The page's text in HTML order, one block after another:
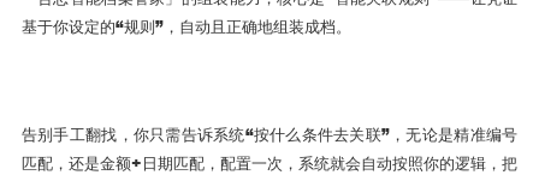
基于你设定的“规则”，自动且正确地组装成档。
告别手工翻找，你只需告诉系统“按什么条件去关联”，无论是精准编号
匹配，还是金额+日期匹配，配置一次，系统就会自动按照你的逻辑，把